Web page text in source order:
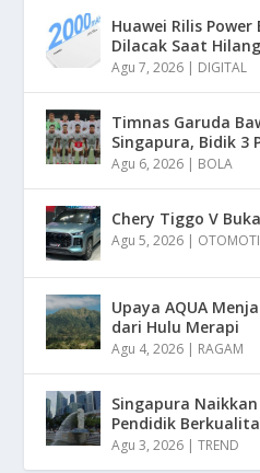
Huawei Rilis Power
Dilacak Saat Hilang
Agu 7, 2026 | DIGITAL
Timnas Garuda
Singapura, Bidik 3
Agu 6, 2026 | BOLA
Chery Tiggo V
Agu 5, 2026 |
Upaya AQUA
dari Hulu Merapi
Agu 4, 2026 | RAGAM
Singapura
Pendidik
Agu 3, 2026 |TREND